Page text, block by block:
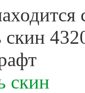
скин
скин